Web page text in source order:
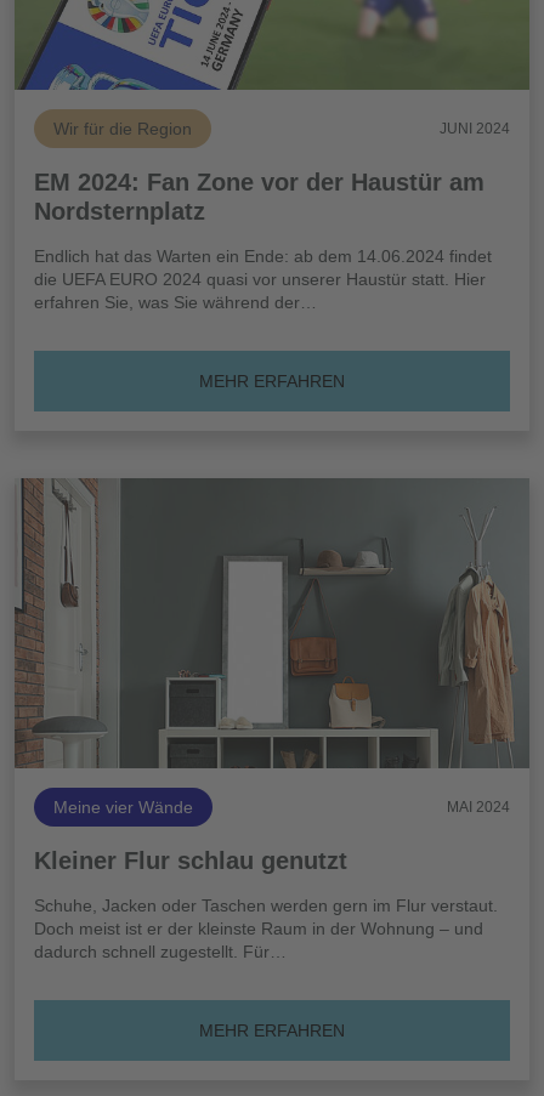
Wir für die Region JUNI 2024
EM 2024: Fan Zone vor der Haustür am
Nordsternplatz
Endlich hat das Warten ein Ende: ab dem 14.06.2024 findet
die UEFA EURO 2024 quasi vor unserer Haustür statt. Hier
erfahren Sie, was Sie während der…
MEHR ERFAHREN
Meine vier Wände MAI 2024
Kleiner Flur schlau genutzt
Schuhe, Jacken oder Taschen werden gern im Flur verstaut.
Doch meist ist er der kleinste Raum in der Wohnung – und
dadurch schnell zugestellt. Für…
MEHR ERFAHREN